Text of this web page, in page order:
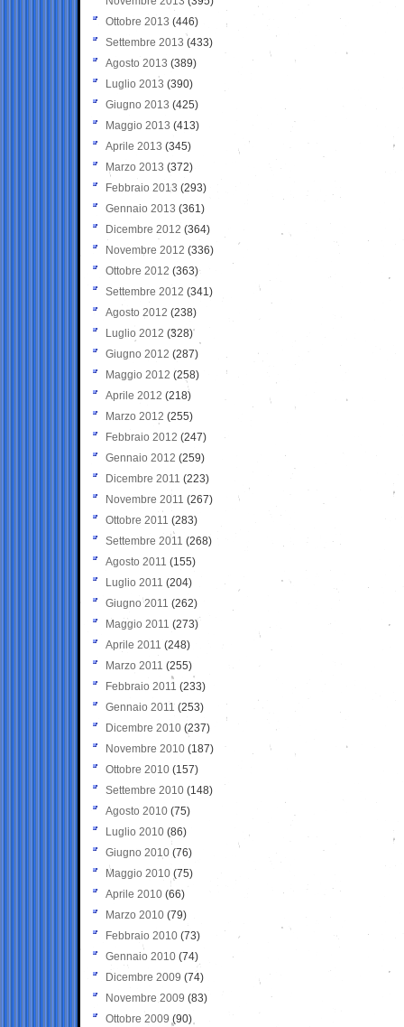
Ottobre 2013 (446)
Settembre 2013 (433)
Agosto 2013 (389)
Luglio 2013 (390)
Giugno 2013 (425)
Maggio 2013 (413)
Aprile 2013 (345)
Marzo 2013 (372)
Febbraio 2013 (293)
Gennaio 2013 (361)
Dicembre 2012 (364)
Novembre 2012 (336)
Ottobre 2012 (363)
Settembre 2012 (341)
Agosto 2012 (238)
Luglio 2012 (328)
Giugno 2012 (287)
Maggio 2012 (258)
Aprile 2012 (218)
Marzo 2012 (255)
Febbraio 2012 (247)
Gennaio 2012 (259)
Dicembre 2011 (223)
Novembre 2011 (267)
Ottobre 2011 (283)
Settembre 2011 (268)
Agosto 2011 (155)
Luglio 2011 (204)
Giugno 2011 (262)
Maggio 2011 (273)
Aprile 2011 (248)
Marzo 2011 (255)
Febbraio 2011 (233)
Gennaio 2011 (253)
Dicembre 2010 (237)
Novembre 2010 (187)
Ottobre 2010 (157)
Settembre 2010 (148)
Agosto 2010 (75)
Luglio 2010 (86)
Giugno 2010 (76)
Maggio 2010 (75)
Aprile 2010 (66)
Marzo 2010 (79)
Febbraio 2010 (73)
Gennaio 2010 (74)
Dicembre 2009 (74)
Novembre 2009 (83)
Ottobre 2009 (90)